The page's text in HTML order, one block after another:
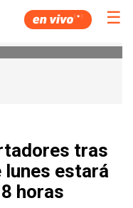
☰
tras
lunes estará
horas